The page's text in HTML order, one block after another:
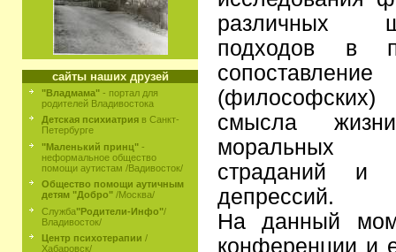
сайты наших друзей
"Владмама" - портал для
родителей Владивостока
Детская психиатрия в Санкт-
Петербурге
"Маленький принц" -
неформальное общество
помощи аутистам /Вадивосток/
Общество помощи аутичным
детям "Добро" /Москва/
Служба"Родители-Инфо"/
Владивосток/
Центр психотерапии /
Хабаровск/
различных
подходов в
смысла
моральных
страданий и
депрессий.
На данный
конференции и